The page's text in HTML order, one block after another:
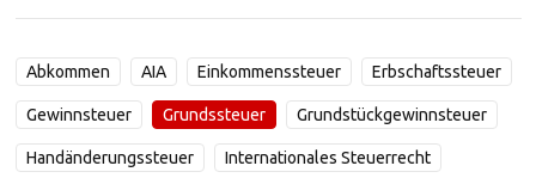
Abkommen AIA Einkommenssteuer Erbschaftssteuer
Gewinnsteuer Grundssteuer Grundstückgewinnsteuer
Handänderungssteuer Internationales Steuerrecht